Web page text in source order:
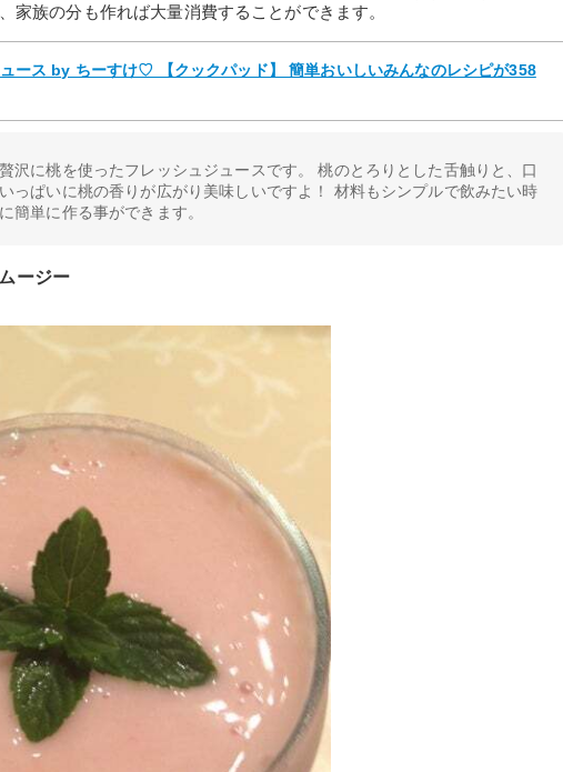
家族の分も作れば大量消費することができます。
ース by ちーすけ♡ 【クックパッド】 簡単おいしいみんなのレシピが358
贅沢に桃を使ったフレッシュジュースです。 桃のとろりとした舌触りと、口
いっぱいに桃の香りが広がり美味しいですよ！ 材料もシンプルで飲みたい時
に簡単に作る事ができます。
ージー